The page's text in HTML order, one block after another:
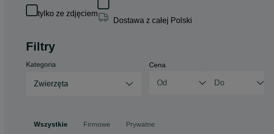
tylko ze zdjęciem
Dostawa z całej Polski
Filtry
Kategoria
Zwierzęta
Cena
Wszystkie Firmowe Prywatne